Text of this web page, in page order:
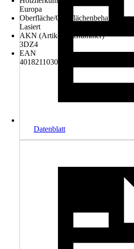
Europa
Oberfläche/Oberflächenbehandlung
Lasiert
AKN (Artikelkurznummer)
3DZ4
EAN
4018211030200
Datenblatt